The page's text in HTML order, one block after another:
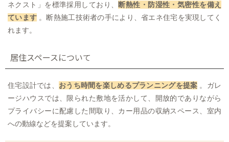
ネクスト」を標準採用しており、 断熱性・防湿性・気密性を備え
ています 。断熱施工技術者の手により、省エネ住宅を実現してく
れます。
居住スペースについて
住宅設計では、 おうち時間を楽しめるプランニングを提案 。ガレ
ージハウスでは、限られた敷地を活かして、開放的でありながら
プライバシーに配慮した間取り、カー用品の収納スペース、室内
への動線などを提案しています。